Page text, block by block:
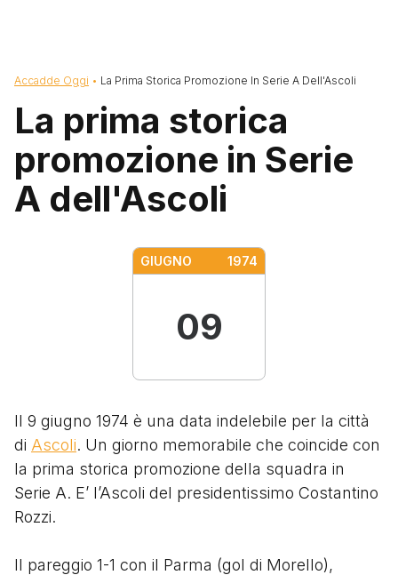
Briciole di pane
Accadde Oggi La Prima Storica Promozione In Serie A Dell'Ascoli
La prima storica
promozione in Serie
A dell'Ascoli
GIUGNO 1974
09
Il 9 giugno 1974 è una data indelebile per la città
di Ascoli. Un giorno memorabile che coincide con
la prima storica promozione della squadra in
Serie A. E’ l’Ascoli del presidentissimo Costantino
Rozzi.
Il pareggio 1-1 con il Parma (gol di Morello),